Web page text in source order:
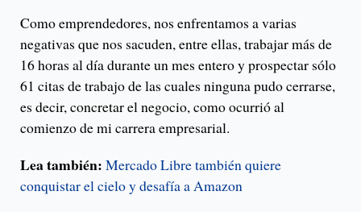
Como emprendedores, nos enfrentamos a varias
negativas que nos sacuden, entre ellas, trabajar más de
16 horas al día durante un mes entero y prospectar sólo
61 citas de trabajo de las cuales ninguna pudo cerrarse,
es decir, concretar el negocio, como ocurrió al
comienzo de mi carrera empresarial.
Lea también: Mercado Libre también quiere
conquistar el cielo y desafía a Amazon